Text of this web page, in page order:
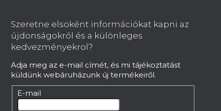
Szeretne elsoként információkat kapni az
újdonságokról és a különleges
kedvezményekrol?
Adja meg az e-mail címét, és mi tájékoztatást
küldünk webáruházunk új termékeiről.
E-mail